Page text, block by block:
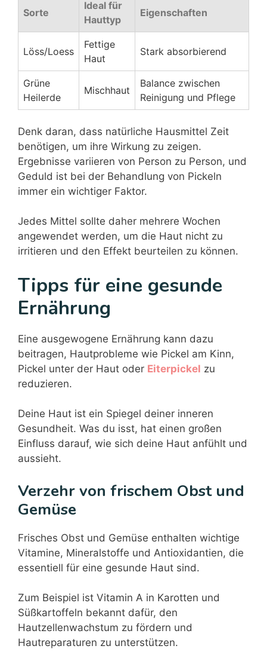
Sorte
Ideal für
Hauttyp
Eigenschaften
Löss/Loess
Fettige
Haut
Stark absorbierend
Grüne
Heilerde
Mischhaut
Balance zwischen
Reinigung und Pflege
Denk daran, dass natürliche Hausmittel Zeit
benötigen, um ihre Wirkung zu zeigen.
Ergebnisse variieren von Person zu Person, und
Geduld ist bei der Behandlung von Pickeln
immer ein wichtiger Faktor.
Jedes Mittel sollte daher mehrere Wochen
angewendet werden, um die Haut nicht zu
irritieren und den Effekt beurteilen zu können.
Tipps für eine gesunde
Ernährung
Eine ausgewogene Ernährung kann dazu
beitragen, Hautprobleme wie Pickel am Kinn,
Pickel unter der Haut oder Eiterpickel zu
reduzieren.
Deine Haut ist ein Spiegel deiner inneren
Gesundheit. Was du isst, hat einen großen
Einfluss darauf, wie sich deine Haut anfühlt und
aussieht.
Verzehr von frischem Obst und
Gemüse
Frisches Obst und Gemüse enthalten wichtige
Vitamine, Mineralstoffe und Antioxidantien, die
essentiell für eine gesunde Haut sind.
Zum Beispiel ist Vitamin A in Karotten und
Süßkartoffeln bekannt dafür, den
Hautzellenwachstum zu fördern und
Hautreparaturen zu unterstützen.